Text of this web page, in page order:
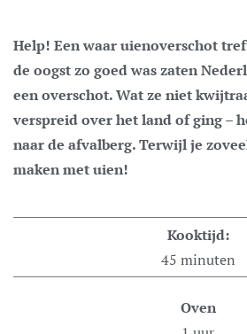
Help! Een waar uienoverschot treft Nederland. Omdat
de oogst zo goed was zaten
een overschot. Wat ze niet
verspreid over het land of ging –
naar de afvalberg. Terwijl je
maken met uien!
Kooktijd:
45 minuten
Oven